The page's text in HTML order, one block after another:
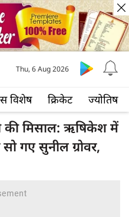
विशेष क्रिकेट ज्योतिष
Thu, 6 Aug 2026
की मिसाल: ऋषिकेश में
गए सुनील ग्रोवर,